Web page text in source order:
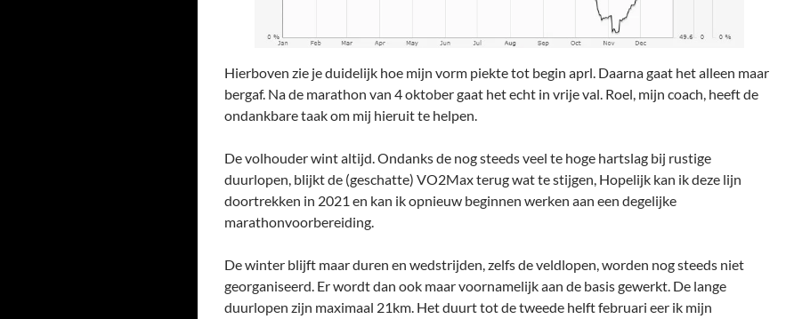
Hierboven zie je duidelijk hoe mijn vorm piekte tot begin aprl. Daarna gaat het alleen maar
bergaf. Na de marathon van 4 oktober gaat het echt in vrije val. Roel, mijn coach, heeft de
ondankbare taak om mij hieruit te helpen.
De volhouder wint altijd. Ondanks de nog steeds veel te hoge hartslag bij rustige
duurlopen, blijkt de (geschatte) VO2Max terug wat te stijgen, Hopelijk kan ik deze lijn
doortrekken in 2021 en kan ik opnieuw beginnen werken aan een degelijke
marathonvoorbereiding.
De winter blijft maar duren en wedstrijden, zelfs de veldlopen, worden nog steeds niet
georganiseerd. Er wordt dan ook maar voornamelijk aan de basis gewerkt. De lange
duurlopen zijn maximaal 21km. Het duurt tot de tweede helft februari eer ik mijn